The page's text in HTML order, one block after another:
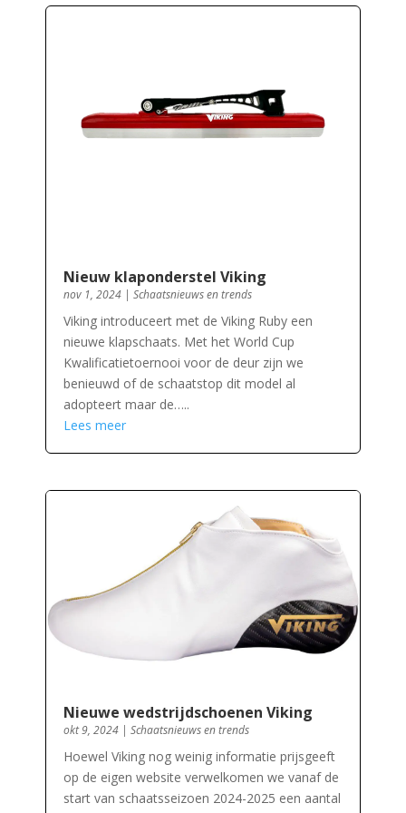
Nieuw klaponderstel Viking
nov 1, 2024| Schaatsnieuws en trends
Viking introduceert met de Viking Ruby een
nieuwe klapschaats. Met het World Cup
Kwalificatietoernooi voor de deur zijn we
benieuwd of de schaatstop dit model al
adopteert maar de…..
Lees meer
Nieuwe wedstrijdschoenen Viking
okt 9, 2024| Schaatsnieuws en trends
Hoewel Viking nog weinig informatie prijsgeeft
op de eigen website verwelkomen we vanaf de
start van schaatsseizoen 2024-2025 een aantal